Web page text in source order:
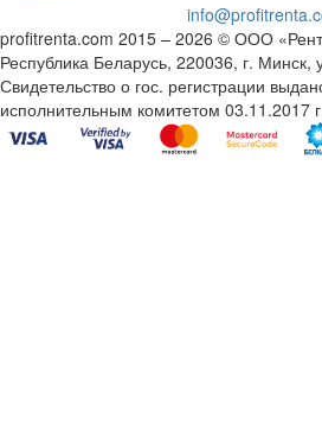
profitrenta.com 2015 – 2026 © ООО
Республика Беларусь, 220036, г.
Свидетельство о гос. регистрации
исполнительным комитетом 03.11.2017